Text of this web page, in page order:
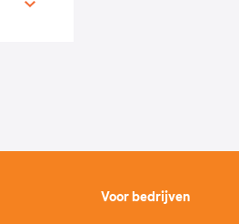
Voor bedrijven